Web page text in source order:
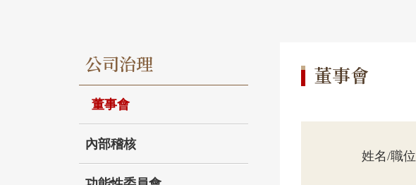
公司治理
董事會
內部稽核
董事會
姓名/職位